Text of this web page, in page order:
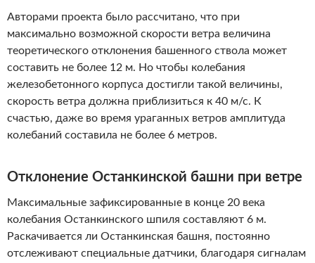
Авторами проекта было рассчитано, что при
максимально возможной скорости ветра величина
теоретического отклонения башенного ствола может
составить не более 12 м. Но чтобы колебания
железобетонного корпуса достигли такой величины,
скорость ветра должна приблизиться к 40 м/с. К
счастью, даже во время ураганных ветров амплитуда
колебаний составила не более 6 метров.
Отклонение Останкинской башни при ветре
Максимальные зафиксированные в конце 20 века
колебания Останкинского шпиля составляют 6 м.
Раскачивается ли Останкинская башня, постоянно
отслеживают специальные датчики, благодаря сигналам